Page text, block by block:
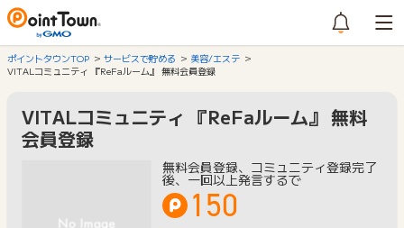
ポイントタウンTOP サービスで貯める
美容/エステ
VITALコミュニティ 『ReFaルーム』 無料会員登録
VITALコミュニティ 『ReFaルーム』 無料
会員登録
無料会員登録、コミュニティ登録完了
後、一回以上発言するで
150